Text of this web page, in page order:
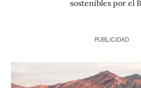
sostenibles por el
PUBLICIDAD